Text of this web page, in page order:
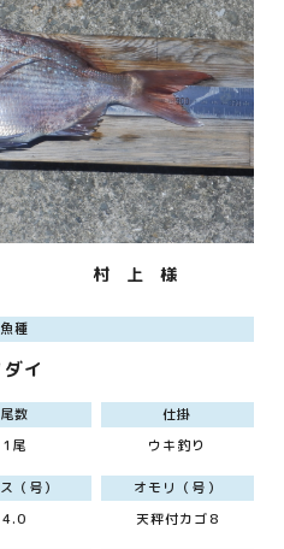
村 上 様
魚種
イ
尾数
1尾
仕掛
ウキ釣り
（号）
4.0
オモリ（号）
天秤付カゴ8